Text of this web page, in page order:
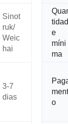
Sinot
ruk/
Weic
hai
tidad
e
míni
ma
3-7
dias
ment
o